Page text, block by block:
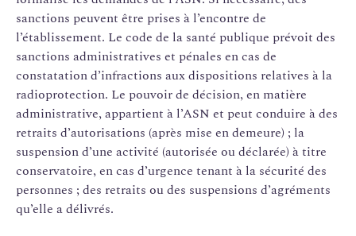
sanctions peuvent être prises à l’encontre de
l’établissement. Le code de la santé publique prévoit des
sanctions administratives et pénales en cas de
constatation d’infractions aux dispositions relatives à la
radioprotection. Le pouvoir de décision, en matière
administrative, appartient à l’ASN et peut conduire à des
retraits d’autorisations (après mise en demeure) ; la
suspension d’une activité (autorisée ou déclarée) à titre
conservatoire, en cas d’urgence tenant à la sécurité des
personnes ; des retraits ou des suspensions d’agréments
qu’elle a délivrés.